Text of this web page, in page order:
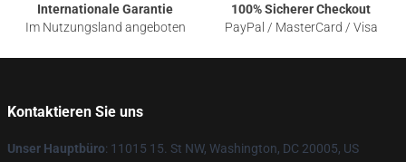
Internationale Garantie
Im Nutzungsland angeboten
100% Sicherer Checkout
PayPal / MasterCard / Visa
Kontaktieren Sie uns
Unser Hauptbüro: 11015 15. St NW, Washington, DC 20005, US